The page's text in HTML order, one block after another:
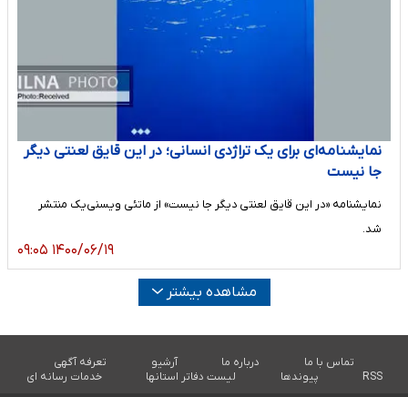
نمایشنامه‌ای برای یک تراژدی انسانی؛ در این قایق لعنتی دیگر
جا نیست
نمایشنامه «در این قایق لعنتی دیگر جا نیست» از ماتئی ویسنی‌یک منتشر
شد.
۱۴۰۰/۰۶/۱۹ ۰۹:۰۵
مشاهده بیشتر
تماس با ما درباره ما آرشیو
تعرفه آگهی
RSS
پیوندها لیست دفاتر استانها خدمات رسانه ای